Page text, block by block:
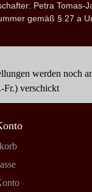
Petra Tomas-
gemäß § 27 a
werden noch
Fr.) verschickt